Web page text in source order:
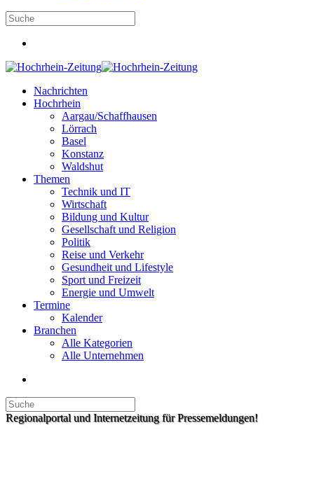
Nachrichten
Hochrhein
Aargau/Schaffhausen
Lörrach
Basel
Konstanz
Waldshut
Themen
Technik und IT
Wirtschaft
Bildung und Kultur
Gesellschaft und Religion
Politik
Reise und Verkehr
Gesundheit und Lifestyle
Sport und Freizeit
Energie und Umwelt
Termine
Kalender
Branchen
Alle Kategorien
Alle Unternehmen
Regionalportal und Internetzeitung für Pressemeldungen!